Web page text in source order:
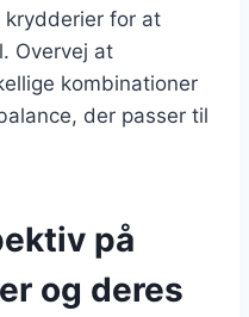
krydderier for at
Overvej at
kombinationer
der passer til
på
og deres